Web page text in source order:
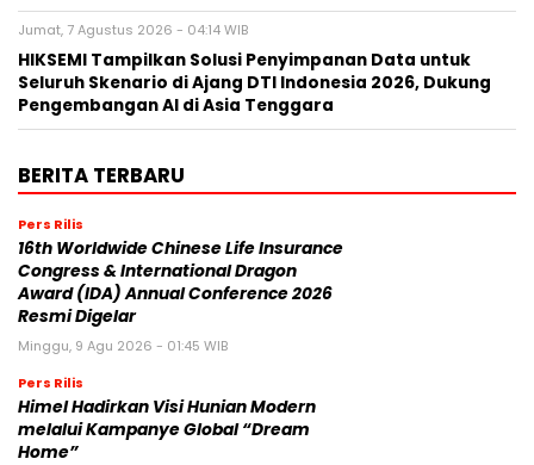
Jumat, 7 Agustus 2026 - 04:14 WIB
HIKSEMI Tampilkan Solusi Penyimpanan Data untuk
Seluruh Skenario di Ajang DTI Indonesia 2026, Dukung
Pengembangan AI di Asia Tenggara
BERITA TERBARU
Pers Rilis
16th Worldwide Chinese Life Insurance
Congress & International Dragon
Award (IDA) Annual Conference 2026
Resmi Digelar
Minggu, 9 Agu 2026 - 01:45 WIB
Pers Rilis
Himel Hadirkan Visi Hunian Modern
melalui Kampanye Global “Dream
Home”